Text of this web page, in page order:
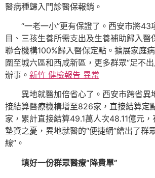
醫病種歸入門診醫保報銷。
“一老一小”更有保證了。西安市將43
目、三孩生養所需支出及生養補助歸入醫
聯合機構100%歸入醫保定點。擴展家庭
圍至城六區和西咸新區，更多群眾“足不
辦事。 新竹 健檢報告 異常
異地就醫加倍省心了。西安市跨省異
接結算醫療機構增至826家，直接結算定
家，累計直接結算49.1萬人次48.11億元
墊資之憂，異地就醫的“便捷網”繪出了群
線”。
填好一份群眾醫療“降費單”